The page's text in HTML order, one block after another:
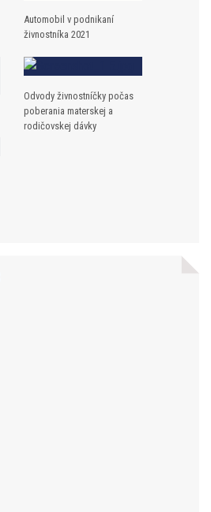
Automobil v podnikaní
živnostníka 2021
Odvody živnostníčky počas
poberania materskej a
rodičovskej dávky